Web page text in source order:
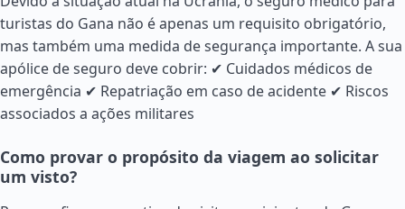
turistas do Gana não é apenas um requisito obrigatório,
mas também uma medida de segurança importante. A sua
apólice de seguro deve cobrir: ✔ Cuidados médicos de
emergência ✔ Repatriação em caso de acidente ✔ Riscos
associados a ações militares
Como provar o propósito da viagem ao solicitar
um visto?